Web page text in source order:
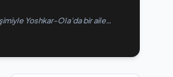
Yoshkar-Ola’da bir aile